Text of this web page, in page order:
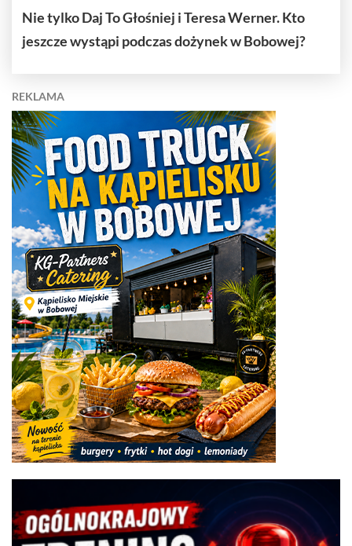
Nie tylko Daj To Głośniej i Teresa Werner. Kto
jeszcze wystąpi podczas dożynek w Bobowej?
REKLAMA